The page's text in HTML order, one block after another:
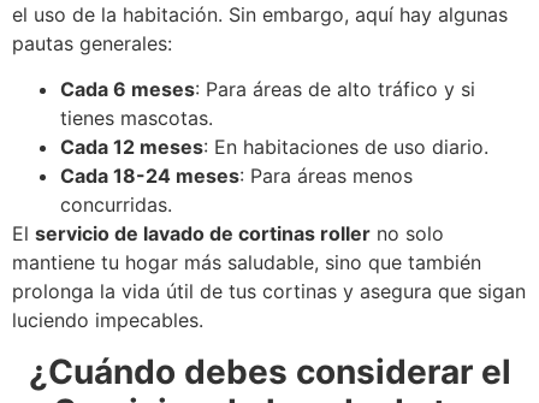
el uso de la habitación. Sin embargo, aquí hay algunas
pautas generales:
Cada 6 meses: Para áreas de alto tráfico y si
tienes mascotas.
Cada 12 meses: En habitaciones de uso diario.
Cada 18-24 meses: Para áreas menos
concurridas.
El servicio de lavado de cortinas roller no solo
mantiene tu hogar más saludable, sino que también
prolonga la vida útil de tus cortinas y asegura que sigan
luciendo impecables.
¿Cuándo debes considerar el